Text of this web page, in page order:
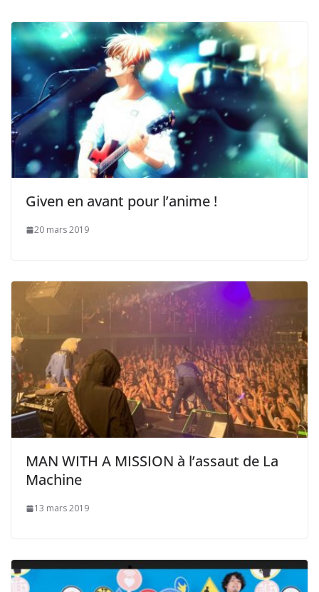
Given en avant pour l’anime !
20 mars 2019
MAN WITH A MISSION à l’assaut de La
Machine
13 mars 2019